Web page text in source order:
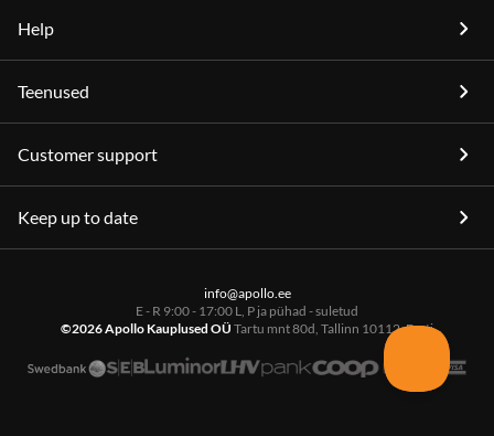
Help
Teenused
Customer support
Keep up to date
info@apollo.ee
E - R 9:00 - 17:00 L, P ja pühad - suletud
©2026 Apollo Kauplused OÜ Tartu mnt 80d, Tallinn 10112, Eesti